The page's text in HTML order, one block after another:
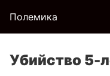
Полемика
Убийство 5-